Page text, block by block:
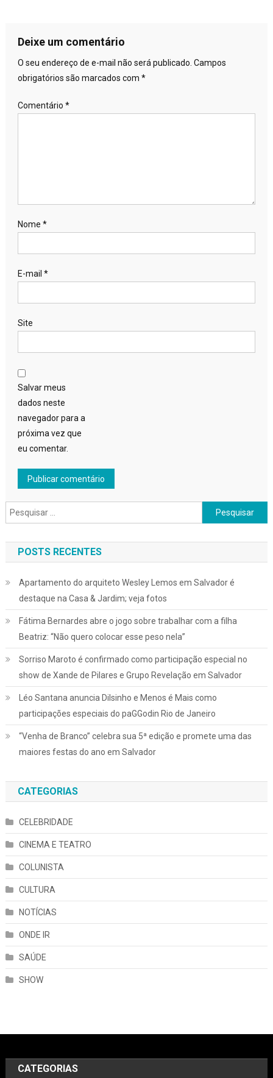
Deixe um comentário
O seu endereço de e-mail não será publicado. Campos
obrigatórios são marcados com *
Comentário *
Nome *
E-mail *
Site
Salvar meus
dados neste
navegador para a
próxima vez que
eu comentar.
Pesquisar
por:
POSTS RECENTES
Apartamento do arquiteto Wesley Lemos em Salvador é
destaque na Casa & Jardim; veja fotos
Fátima Bernardes abre o jogo sobre trabalhar com a filha
Beatriz: “Não quero colocar esse peso nela”
Sorriso Maroto é confirmado como participação especial no
show de Xande de Pilares e Grupo Revelação em Salvador
Léo Santana anuncia Dilsinho e Menos é Mais como
participações especiais do paGGodin Rio de Janeiro
“Venha de Branco” celebra sua 5ª edição e promete uma das
maiores festas do ano em Salvador
CATEGORIAS
CELEBRIDADE
CINEMA E TEATRO
COLUNISTA
CULTURA
NOTÍCIAS
ONDE IR
SAÚDE
SHOW
CATEGORIAS